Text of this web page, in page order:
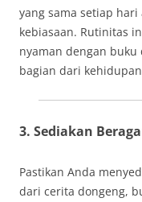
yang sama setiap
kebiasaan. Rutinitas
nyaman dengan buku
bagian dari
3. Sediakan
Pastikan Anda
dari cerita dongeng,